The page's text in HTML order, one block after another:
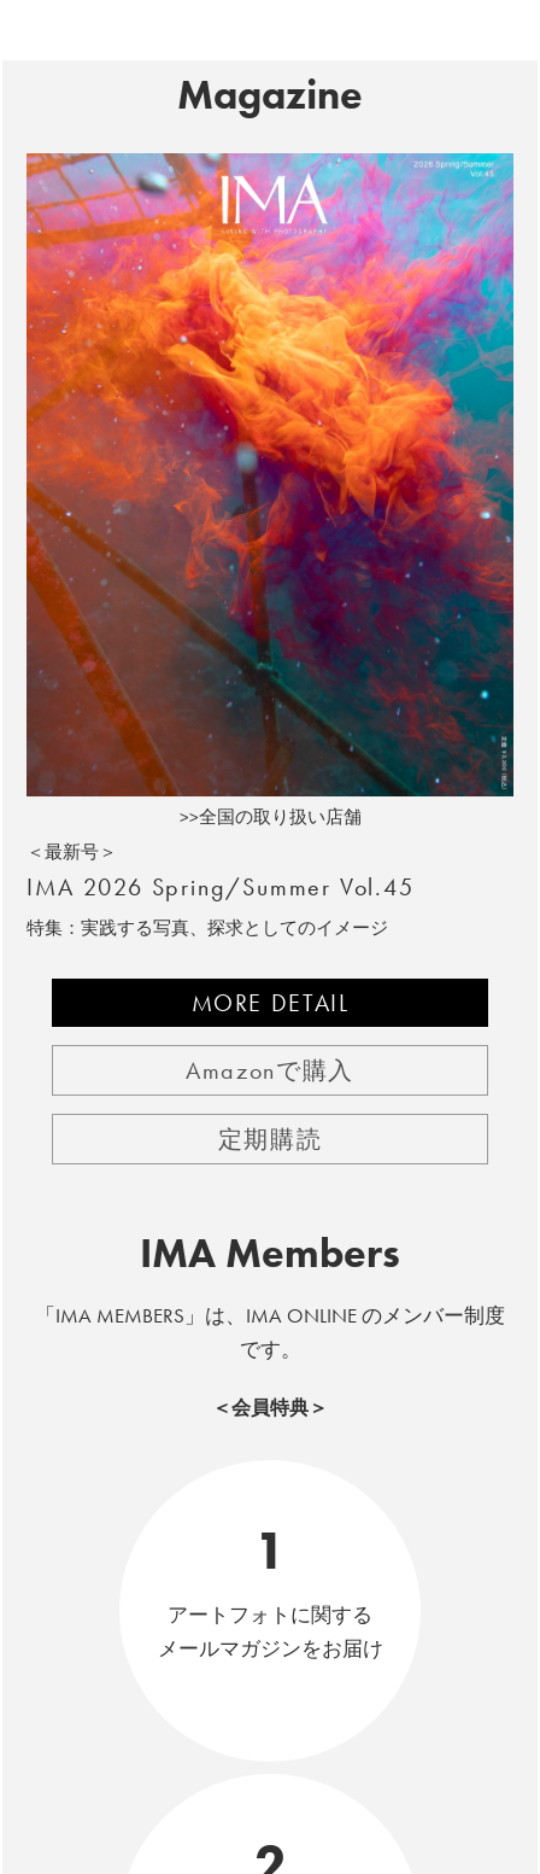
Magazine
>>全国の取り扱い店舗
＜最新号＞
IMA 2026 Spring/Summer Vol.45
特集：実践する写真、探求としてのイメージ
MORE DETAIL
Amazonで購入
定期購読
IMA Members
「IMA MEMBERS」は、IMA ONLINE のメンバー制度
です。
＜会員特典＞
1
アートフォトに関する
メールマガジンをお届け